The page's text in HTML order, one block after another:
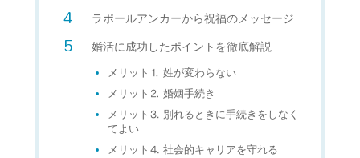
ラポールアンカーから祝福のメッセージ
婚活に成功したポイントを徹底解説
メリット⒈ 姓が変わらない
メリット⒉ 婚姻手続き
メリット⒊ 別れるときに手続きをしなく
てよい
メリット⒋ 社会的キャリアを守れる